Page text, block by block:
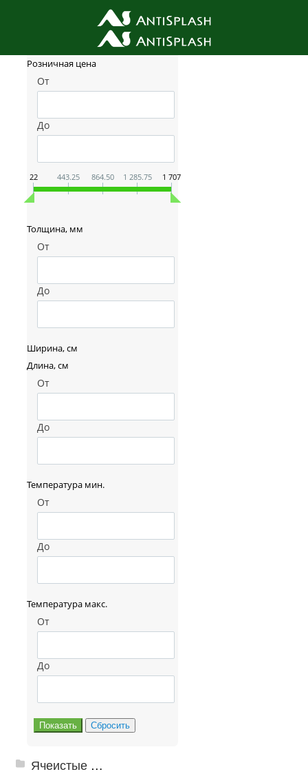
Фильтр товаров
Розничная цена
От
До
22 443.25 864.50 1 285.75 1 707
Толщина, мм
От
До
Ширина, см
Длина, см
От
До
Температура мин.
От
До
Температура макс.
От
До
Ячеистые грязезащитные покрытия